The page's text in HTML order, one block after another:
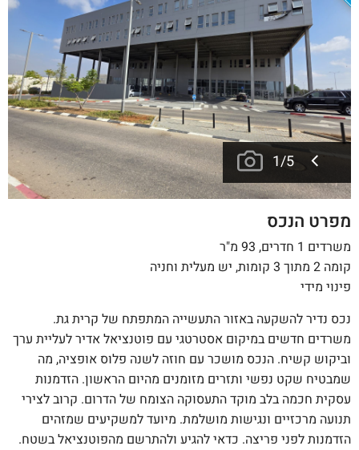
1/5
מפרט הנכס
משרדים 1 חדרים, 93 מ"ר
קומה 2 מתוך 3 קומות, יש מעלית וחניה
פינוי מידי
נכס נדיר להשקעה באזור התעשייה המתפתח של קרית גת.
משרדים חדשים במיקום אסטרטגי עם פוטנציאל אדיר לעליית ערך
וביקוש קשיח. הנכס מושכר עם חוזה לשנה פלוס אופציה, מה
שמבטיח שקט נפשי ותזרים מזומנים מהיום הראשון. הזדמנות
עסקית חכמה בלב מוקד התעסוקה הצומח של הדרום. קרוב לצירי
תנועה מרכזיים ונגישות מושלמת. מיועד למשקיעים שמזהים
הזדמנות לפני פריצה. כדאי להגיע ולהתרשם מהפוטנציאל בשטח.